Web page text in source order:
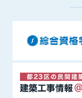
(1) 第三者または管
る行為
(2) 第三者または管
(3) 第三者または管
(4) 有害なコンピュ
(5) 第三者に不利益を